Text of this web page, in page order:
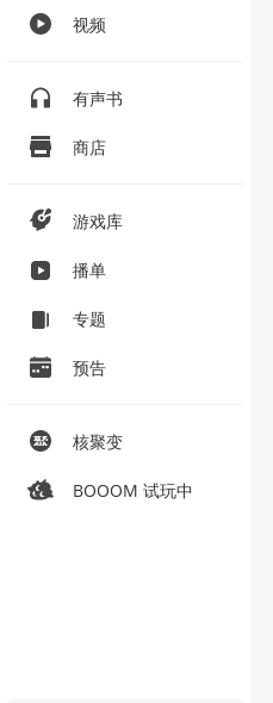
视频
有声书
商店
游戏库
播单
专题
预告
核聚变
BOOOM 试玩中